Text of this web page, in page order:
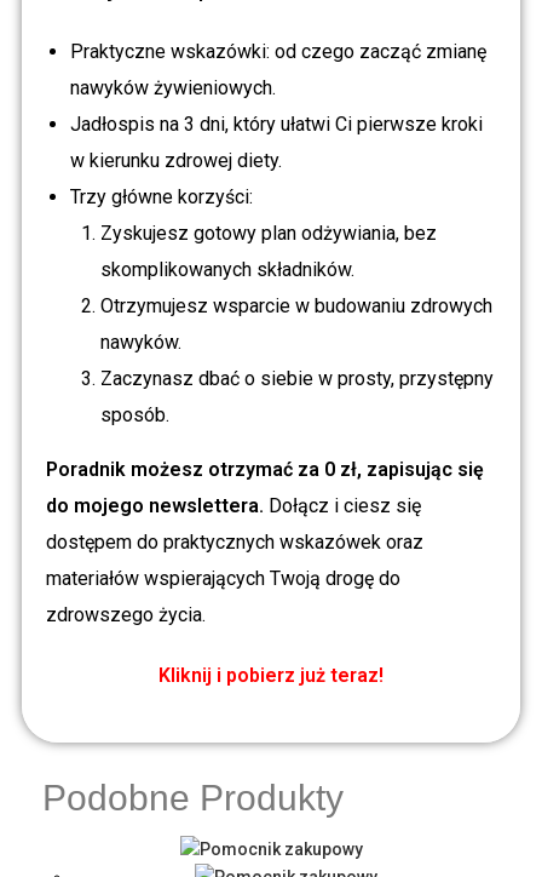
Praktyczne wskazówki: od czego zacząć zmianę
nawyków żywieniowych.
Jadłospis na 3 dni, który ułatwi Ci pierwsze kroki
w kierunku zdrowej diety.
Trzy główne korzyści:
Zyskujesz gotowy plan odżywiania, bez
skomplikowanych składników.
Otrzymujesz wsparcie w budowaniu zdrowych
nawyków.
Zaczynasz dbać o siebie w prosty, przystępny
sposób.
Poradnik możesz otrzymać za 0 zł, zapisując się
do mojego newslettera. Dołącz i ciesz się
dostępem do praktycznych wskazówek oraz
materiałów wspierających Twoją drogę do
zdrowszego życia.
Kliknij i pobierz już teraz!
Podobne Produkty